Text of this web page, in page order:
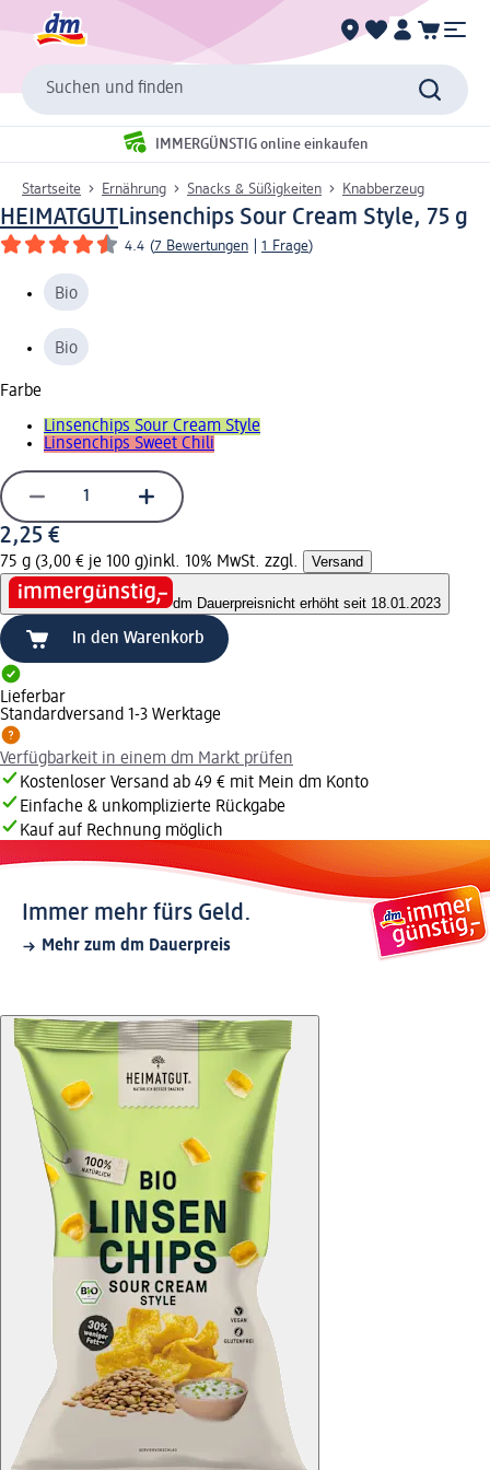
Suchen und finden
IMMERGÜNSTIG online einkaufen
Startseite Ernährung Snacks & Süßigkeiten Knabberzeug
HEIMATGUTLinsenchips Sour Cream Style, 75 g
4.4 (7 Bewertungen 1 Frage)
Bio
Bio
Farbe
Linsenchips Sour Cream Style
Linsenchips Sweet Chili
2,25 €
75 g (3,00 € je 100 g)inkl. 10% MwSt. zzgl. Versand
dm Dauerpreisnicht erhöht seit 18.01.2023
In den Warenkorb
Lieferbar
Standardversand 1-3 Werktage
Verfügbarkeit in einem dm Markt prüfen
Kostenloser Versand ab 49 € mit Mein dm Konto
Einfache & unkomplizierte Rückgabe
Kauf auf Rechnung möglich
Immer mehr fürs Geld.
Mehr zum dm Dauerpreis